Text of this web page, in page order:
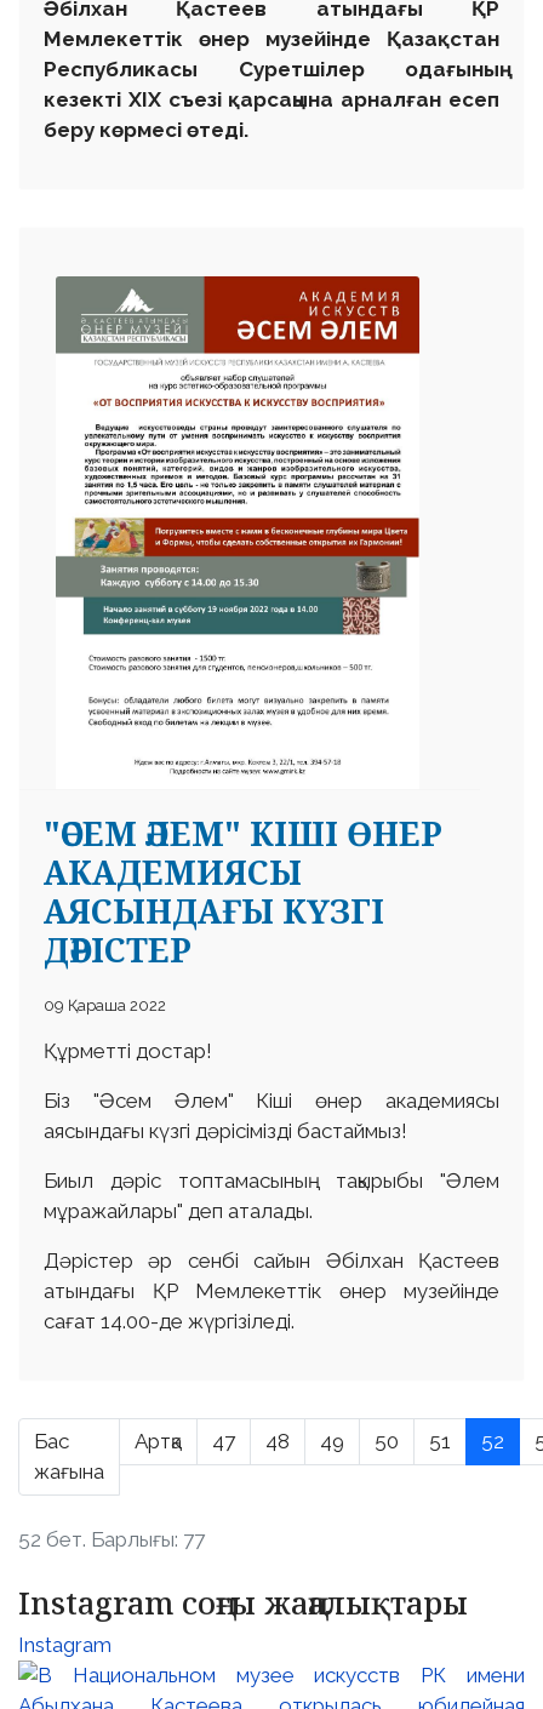
Әбілхан Қастеев атындағы ҚР
Мемлекеттік өнер музейінде Қазақстан
Республикасы Суретшілер одағының
кезекті ХІХ съезі қарсаңына арналған есеп
беру көрмесі өтеді.
"ӘСЕМ ӘЛЕМ" КІШІ ӨНЕР
АКАДЕМИЯСЫ
АЯСЫНДАҒЫ КҮЗГІ
ДӘРІСТЕР
09 Қараша 2022
Құрметті достар!
Біз "Әсем Әлем" Кіші өнер академиясы
аясындағы күзгі дәрісімізді бастаймыз!
Биыл дәріс топтамасының тақырыбы "Әлем
мұражайлары" деп аталады.
Дәрістер әр сенбі сайын Әбілхан Қастеев
атындағы ҚР Мемлекеттік өнер музейінде
сағат 14.00-де жүргізіледі.
Бас
жағына
Артқа 47 48 49 50 51 52
52 бет. Барлығы: 77
Instagram соңғы жаңалықтары
Instagram